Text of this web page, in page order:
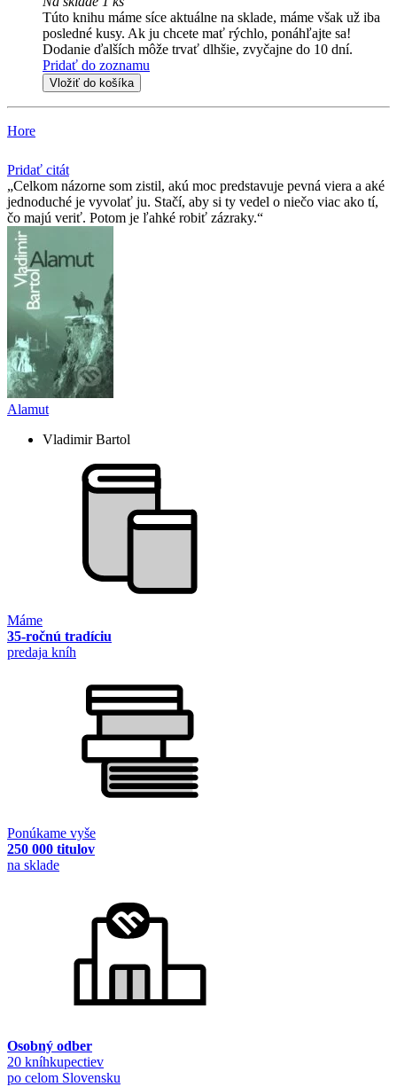
Túto knihu máme síce aktuálne na sklade, máme však už iba
posledné kusy. Ak ju chcete mať rýchlo, ponáhľajte sa!
Dodanie ďalších môže trvať dlhšie, zvyčajne do 10 dní.
Pridať do zoznamu
Vložiť do košíka
Hore
Pridať citát
Celkom názorne som zistil, akú moc predstavuje pevná viera a aké
jednoduché je vyvolať ju. Stačí, aby si ty vedel o niečo viac ako tí,
čo majú veriť. Potom je ľahké robiť zázraky.
Alamut
Vladimir Bartol
Máme
35-ročnú tradíciu
predaja kníh
Ponúkame vyše
250 000 titulov
na sklade
Osobný odber
20 kníhkupectiev
po celom Slovensku